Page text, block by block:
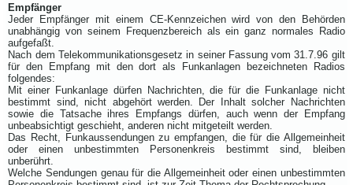
Empfänger
Jeder Empfänger mit einem CE-Kennzeichen wird von den Behörden
unabhängig von seinem Frequenzbereich als ein ganz normales Radio
aufgefaßt.
Nach dem Telekommunikationsgesetz in seiner Fassung vom 31.7.96 gilt
für den Empfang mit den dort als Funkanlagen bezeichneten Radios
folgendes:
Mit einer Funkanlage dürfen Nachrichten, die für die Funkanlage nicht
bestimmt sind, nicht abgehört werden. Der Inhalt solcher Nachrichten
sowie die Tatsache ihres Empfangs dürfen, auch wenn der Empfang
unbeabsichtigt geschieht, anderen nicht mitgeteilt werden.
Das Recht, Funkaussendungen zu empfangen, die für die Allgemeinheit
oder einen unbestimmten Personenkreis bestimmt sind, bleiben
unberührt.
Welche Sendungen genau für die Allgemeinheit oder einen unbestimmten